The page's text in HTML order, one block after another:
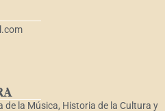
la Música, Historia de la Cultura y